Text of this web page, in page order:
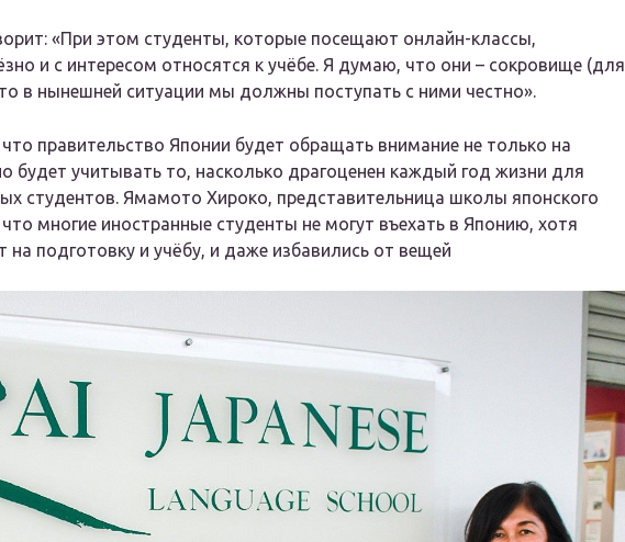
«При этом студенты, которые посещают онлайн-классы,
и с интересом относятся к учёбе. Я думаю, что они – сокровище (для
в нынешней ситуации мы должны поступать с ними честно».
правительство Японии будет обращать внимание не только на
будет учитывать то, насколько драгоценен каждый год жизни для
студентов. Ямамото Хироко, представительница школы японского
что многие иностранные студенты не могут въехать в Японию, хотя
на подготовку и учёбу, и даже избавились от вещей